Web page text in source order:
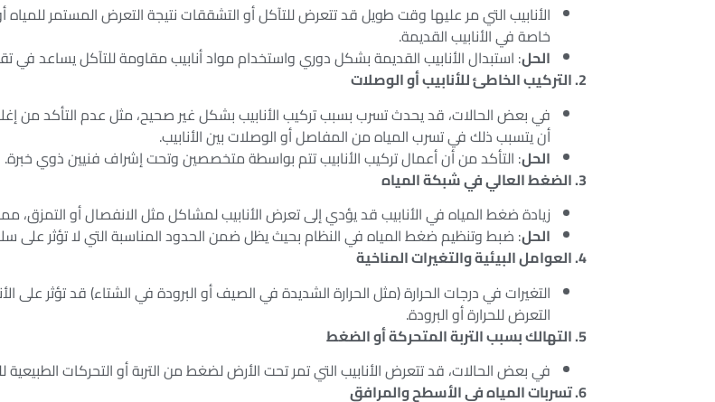
الأنابيب التي مر عليها وقت طويل قد تتعرض للتآكل أو التشققات نتيجة التعرض المستمر
خاصة في الأنابيب القديمة.
الحل: استبدال الأنابيب القديمة بشكل دوري واستخدام مواد أنابيب مقاومة للتآكل يساعد في
2. التركيب الخاطئ للأنابيب أو الوصلات
في بعض الحالات، قد يحدث تسرب بسبب تركيب الأنابيب بشكل غير صحيح، مثل عدم التأكد من
أن يتسبب ذلك في تسرب المياه من المفاصل أو الوصلات بين الأنابيب.
الحل: التأكد من أن أعمال تركيب الأنابيب تتم بواسطة متخصصين وتحت إشراف فنيين ذوي خبرة.
3. الضغط العالي في شبكة المياه
زيادة ضغط المياه في الأنابيب قد يؤدي إلى تعرض الأنابيب لمشاكل مثل الانفصال أو التمزق،
الحل: ضبط وتنظيم ضغط المياه في النظام بحيث يظل ضمن الحدود المناسبة التي لا تؤثر على
4. العوامل البيئية والتغيرات المناخية
التغيرات في درجات الحرارة (مثل الحرارة الشديدة في الصيف أو البرودة في الشتاء) قد تؤثر
التعرض للحرارة أو البرودة.
5. التهالك بسبب التربة المتحركة أو الضغط
في بعض الحالات، قد تتعرض الأنابيب التي تمر تحت الأرض لضغط من التربة أو التحركات الطبيعية
6. تسربات المياه في الأسطح والمرافق